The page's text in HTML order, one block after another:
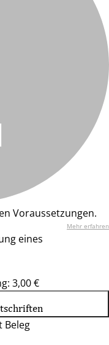
Voraussetzungen.
Mehr erfahren
eines
3,00 €
Beleg